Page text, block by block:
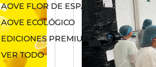
AOVE FLOR DE ESPADÁN
AOVE ECOLÓGICO
EDICIONES PREMIUM
VER TODO